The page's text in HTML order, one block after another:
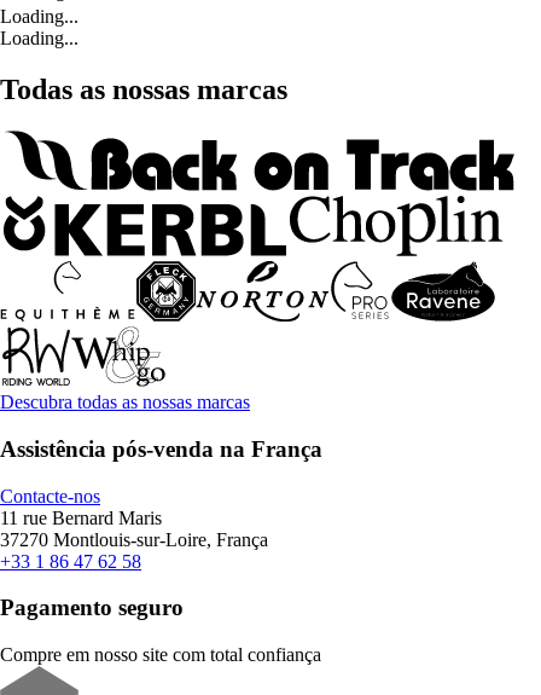
Loading...
Loading...
Todas as nossas marcas
Descubra todas as nossas marcas
Assistência pós-venda na França
Contacte-nos
11 rue Bernard Maris
37270 Montlouis-sur-Loire, França
+33 1 86 47 62 58
Pagamento seguro
Compre em nosso site com total confiança